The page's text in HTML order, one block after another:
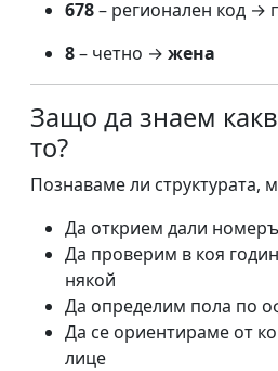
678– регионален код →
8– четно → жена
Защо да знаем
то?
Познаваме ли структурата,
Да открием дали
Да проверим в коя
някой
Да определим пола по
Да се ориентираме от
лице